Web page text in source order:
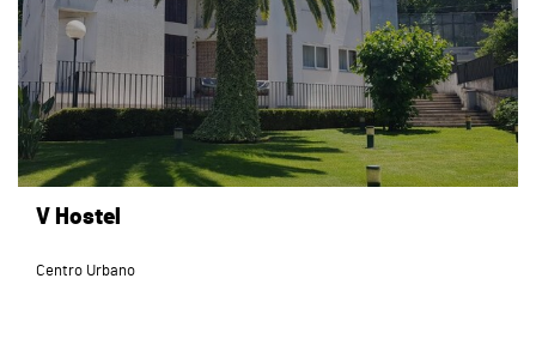
V Hostel
Centro Urbano